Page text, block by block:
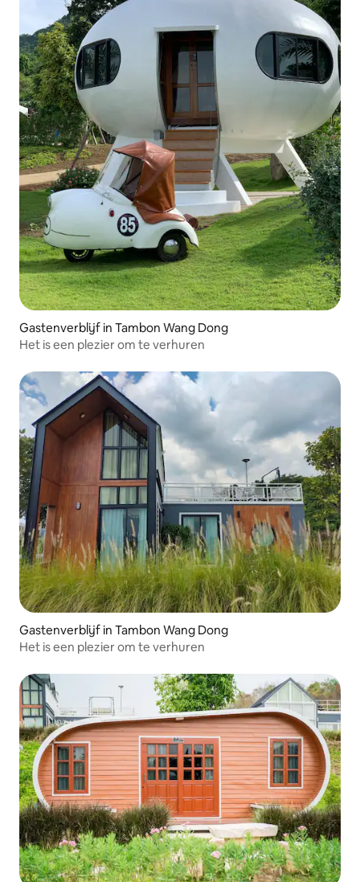
Gastenverblijf in Tambon Wang Dong
Het is een plezier om te verhuren
Gastenverblijf in Tambon Wang Dong
Het is een plezier om te verhuren